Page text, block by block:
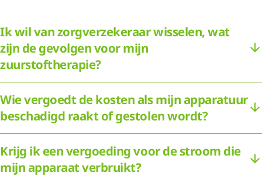
Ik wil van zorgverzekeraar wisselen, wat
zijn de gevolgen voor mijn
zuurstoftherapie?
Wie vergoedt de kosten als mijn apparatuur
beschadigd raakt of gestolen wordt?
Krijg ik een vergoeding voor de stroom die
mijn apparaat verbruikt?